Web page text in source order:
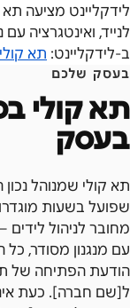
לידקליינט מציעה
לנייד, ואינטגרציה עם
ב-לידקליינט: תא קולי
בעסק שלכם
תא קולי
בעסק
תא קולי שמנוהל
שפועל בשעות
מחובר לניהול
עם מנגנון מסודר,
הודעת הפתיחה של
ל[שם חברה]. כעת